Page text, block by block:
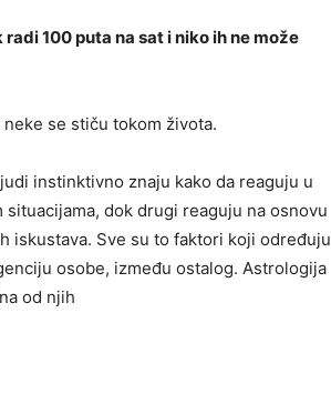
100 puta na sat i niko ih ne može
se stiču tokom života.
instinktivno znaju kako da reaguju u
situacijama, dok drugi reaguju na osnovu
iskustava. Sve su to faktori koji određuju
osobe, između ostalog. Astrologija
od njih